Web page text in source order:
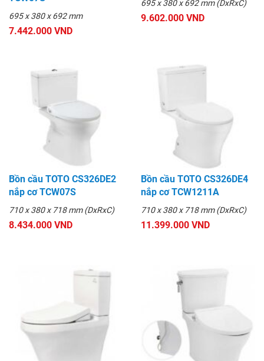
695 x 380 x 692 mm
7.442.000 VND
695 x 380 x 692 mm (DxRxC)
9.602.000 VND
Bồn cầu TOTO CS326DE2
nắp cơ TCW07S
710 x 380 x 718 mm (DxRxC)
8.434.000 VND
Bồn cầu TOTO CS326DE4
nắp cơ TCW1211A
710 x 380 x 718 mm (DxRxC)
11.399.000 VND